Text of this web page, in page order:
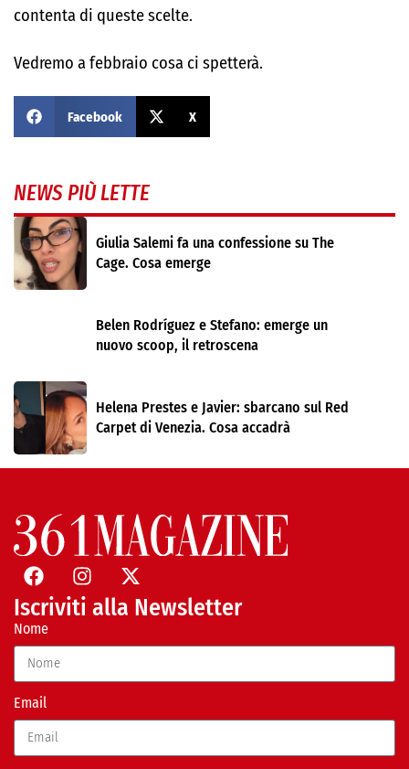
contenta di queste scelte.
Vedremo a febbraio cosa ci spetterà.
Facebook X
NEWS PIÙ LETTE
Giulia Salemi fa una confessione su The
Cage. Cosa emerge
Belen Rodríguez e Stefano: emerge un
nuovo scoop, il retroscena
Helena Prestes e Javier: sbarcano sul Red
Carpet di Venezia. Cosa accadrà
Iscriviti alla Newsletter
Nome
Email